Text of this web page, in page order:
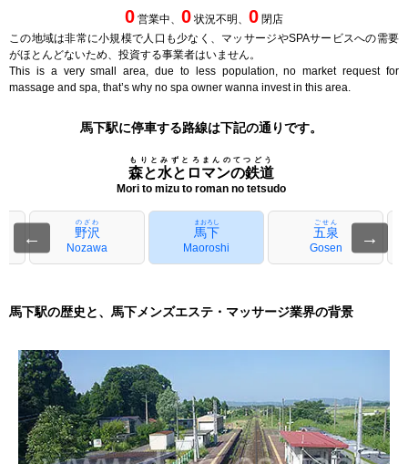
0 営業中、 0 状況不明、 0 閉店
この地域は非常に小規模で人口も少なく、マッサージやSPAサービスへの需要
がほとんどないため、投資する事業者はいません。
This is a very small area, due to less population, no market request for
massage and spa, that’s why no spa owner wanna invest in this area.
馬下駅に停車する路線は下記の通りです。
森と水とロマンの鉄道
もりとみずとろまんのてつどう
Mori to mizu to roman no tetsudo
← 野沢
のざわ
Nozawa
馬下
まおろし
Maoroshi
五泉
ごせん
Gosen
→
馬下駅の歴史と、馬下メンズエステ・マッサージ業界の背景